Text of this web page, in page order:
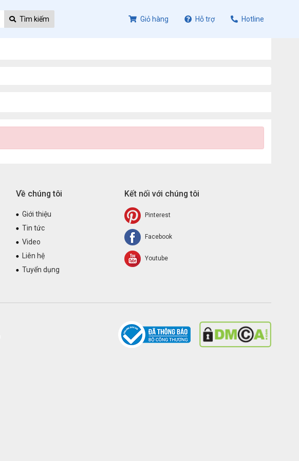
Tìm kiếm Giỏ hàng Hỗ trợ Hotline
Về chúng tôi
Giới thiệu
Tin tức
Video
Liên hệ
Tuyển dụng
Kết nối với chúng tôi
Pinterest
Facebook
Youtube